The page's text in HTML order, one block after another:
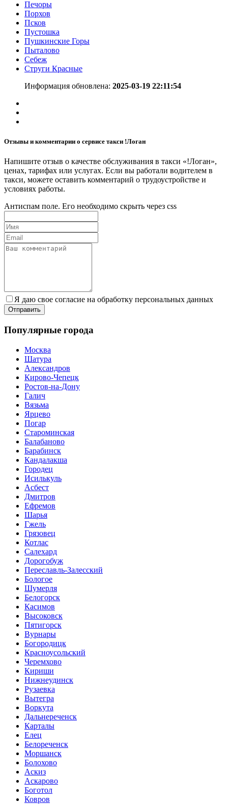
Печоры
Порхов
Псков
Пустошка
Пушкинские Горы
Пыталово
Себеж
Струги Красные
Информация обновлена: 2025-03-19 22:11:54
Отзывы и комментарии о сервисе такси !Логан
Напишите отзыв о качестве обслуживания в такси «!Логан»,
ценах, тарифах или услугах. Если вы работали водителем в
такси, можете оставить комментарий о трудоустройстве и
условиях работы.
Антиспам поле. Его необходимо скрыть через css
Я даю свое согласие на обработку персональных данных
Популярные города
Москва
Шатура
Александров
Кирово-Чепецк
Ростов-на-Дону
Галич
Вязьма
Ярцево
Погар
Староминская
Балабаново
Барабинск
Кандалакша
Городец
Исилькуль
Асбест
Дмитров
Ефремов
Шарья
Гжель
Грязовец
Котлас
Салехард
Дорогобуж
Переславль-Залесский
Бологое
Шумерля
Белогорск
Касимов
Высоковск
Пятигорск
Вурнары
Богородицк
Красноусольский
Черемхово
Кириши
Нижнеудинск
Рузаевка
Вытегра
Воркута
Дальнереченск
Карталы
Елец
Белореченск
Моршанск
Болохово
Аскиз
Аскарово
Боготол
Ковров